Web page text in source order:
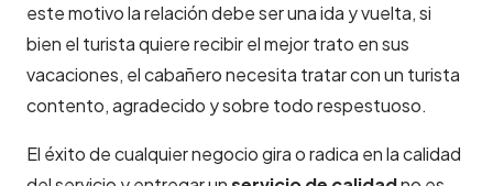
este motivo la relación debe ser una ida y vuelta, si
bien el turista quiere recibir el mejor trato en sus
vacaciones, el cabañero necesita tratar con un turista
contento, agradecido y sobre todo respestuoso.
El éxito de cualquier negocio gira o radica en la calidad